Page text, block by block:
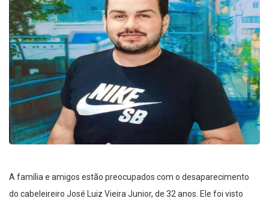
A família e amigos estão preocupados com o desaparecimento
do cabeleireiro José Luiz Vieira Junior, de 32 anos. Ele foi visto